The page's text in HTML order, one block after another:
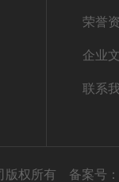
荣誉
企业
联系
版权所有 备案号